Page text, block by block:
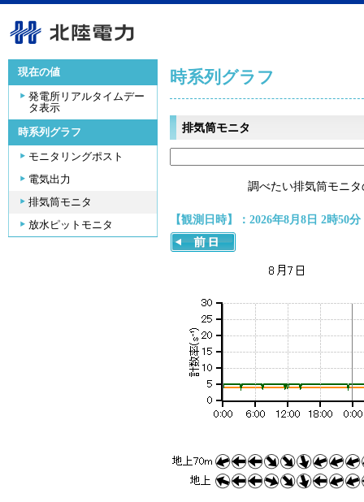
現在の値
発電所リアルタイムデー
タ表示
時系列グラフ
モニタリングポスト
電気出力
排気筒モニタ
放水ピットモニタ
時系列グラフ
排気筒モニタ
調べたい排気筒モニ
【観測日時】：2026年8月8日 2時50分